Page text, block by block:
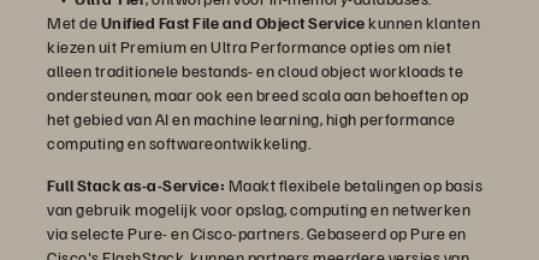
Met deUnified Fast File and Object Servicekunnen klanten
kiezen uit Premium en Ultra Performance opties om niet
alleen traditionele bestands- en cloud object workloads te
ondersteunen, maar ook een breed scala aan behoeften op
het gebied van AI en machine learning, high performance
computing en softwareontwikkeling.
Full Stack as-a-Service: Maakt flexibele betalingen op basis
van gebruik mogelijk voor opslag, computing en netwerken
via selecte Pure- en Cisco-partners. Gebaseerd op Pure en